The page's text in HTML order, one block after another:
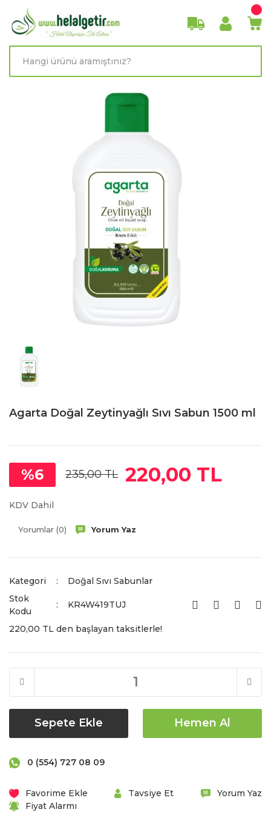
Agarta Doğal Zeytinyağlı Sıvı Sabun 1500 ml
%6 235,00 TL 220,00 TL
KDV Dahil
Yorumlar (0) Yorum Yaz
Kategori
Doğal Sıvı Sabunlar
Stok
Kodu
KR4W419TUJ
220,00 TL den başlayan taksitlerle!
Sepete Ekle Hemen Al
0 (554) 727 08 09
Tavsiye Et
Yorum Yaz
Fiyat Alarmı